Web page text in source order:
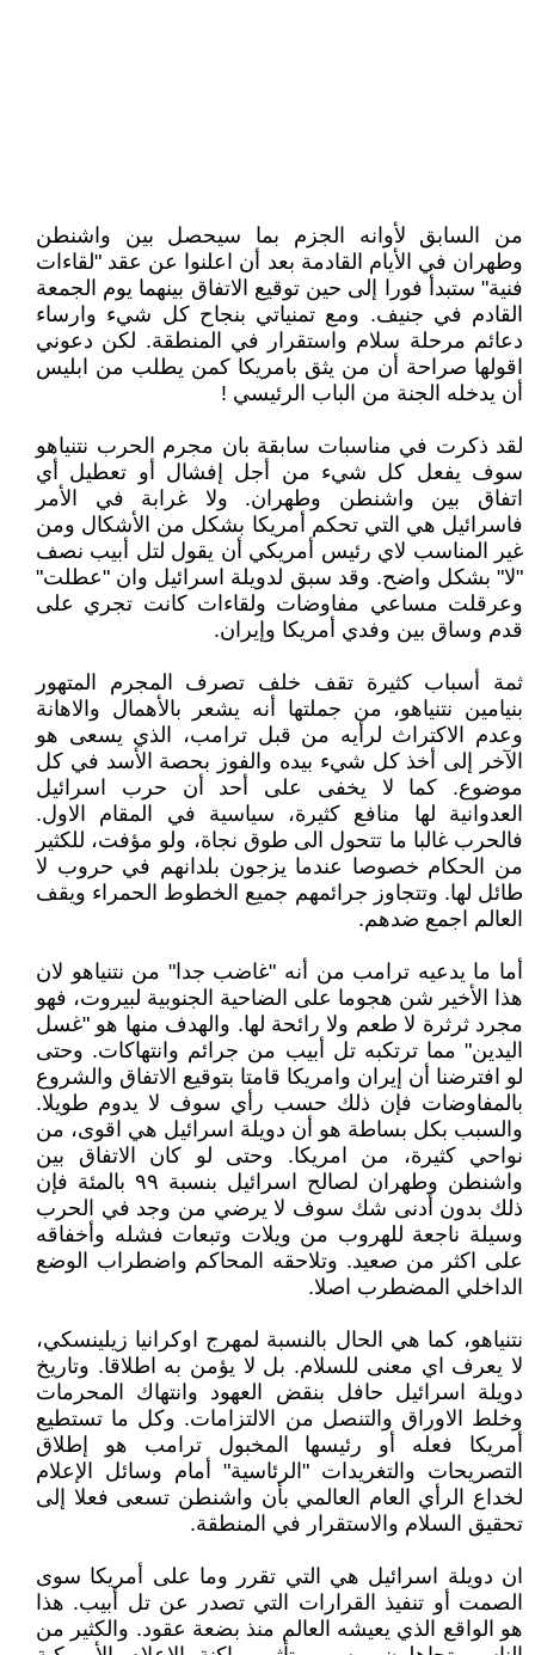
من السابق لأوانه الجزم بما سيحصل بين واشنطن
وطهران في الأيام القادمة بعد أن اعلنوا عن عقد "لقاءات
فنية" ستبدأ فورا إلى حين توقيع الاتفاق بينهما يوم الجمعة
القادم في جنيف. ومع تمنياتي بنجاح كل شيء وارساء
دعائم مرحلة سلام واستقرار في المنطقة. لكن دعوني
اقولها صراحة أن من يثق بامريكا كمن يطلب من ابليس
أن يدخله الجنة من الباب الرئيسي !
لقد ذكرت في مناسبات سابقة بان مجرم الحرب نتنياهو
سوف يفعل كل شيء من أجل إفشال أو تعطيل أي
اتفاق بين واشنطن وطهران. ولا غرابة في الأمر
فاسرائيل هي التي تحكم أمريكا بشكل من الأشكال ومن
غير المناسب لاي رئيس أمريكي أن يقول لتل أبيب نصف
"لا" بشكل واضح. وقد سبق لدويلة اسرائيل وان "عطلت"
وعرقلت مساعي مفاوضات ولقاءات كانت تجري على
قدم وساق بين وفدي أمريكا وإيران.
ثمة أسباب كثيرة تقف خلف تصرف المجرم المتهور
بنيامين نتنياهو، من جملتها أنه يشعر بالأهمال والاهانة
وعدم الاكتراث لرأيه من قبل ترامب، الذي يسعى هو
الآخر إلى أخذ كل شيء بيده والفوز بحصة الأسد في كل
موضوع. كما لا يخفى على أحد أن حرب اسرائيل
العدوانية لها منافع كثيرة، سياسية في المقام الاول.
فالحرب غالبا ما تتحول الى طوق نجاة، ولو مؤفت، للكثير
من الحكام خصوصا عندما يزجون بلدانهم في حروب لا
طائل لها. وتتجاوز جرائمهم جميع الخطوط الحمراء ويقف
العالم اجمع ضدهم.
أما ما يدعيه ترامب من أنه "غاضب جدا" من نتنياهو لان
هذا الأخير شن هجوما على الضاحية الجنوبية لبيروت، فهو
مجرد ثرثرة لا طعم ولا رائحة لها. والهدف منها هو "غسل
اليدين" مما ترتكبه تل أبيب من جرائم وانتهاكات. وحتى
لو افترضنا أن إيران وامريكا قامتا بتوقيع الاتفاق والشروع
بالمفاوضات فإن ذلك حسب رأي سوف لا يدوم طويلا.
والسبب بكل بساطة هو أن دويلة اسرائيل هي اقوى، من
نواحي كثيرة، من امريكا. وحتى لو كان الاتفاق بين
واشنطن وطهران لصالح اسرائيل بنسبة ٩٩ بالمئة فإن
ذلك بدون أدنى شك سوف لا يرضي من وجد في الحرب
وسيلة ناجعة للهروب من ويلات وتبعات فشله وأخفاقه
على اكثر من صعيد. وتلاحقه المحاكم واضطراب الوضع
الداخلي المضطرب اصلا.
نتنياهو، كما هي الحال بالنسبة لمهرج اوكرانيا زيلينسكي،
لا يعرف اي معنى للسلام. بل لا يؤمن به اطلاقا. وتاريخ
دويلة اسرائيل حافل بنقض العهود وانتهاك المحرمات
وخلط الاوراق والتنصل من الالتزامات. وكل ما تستطيع
أمريكا فعله أو رئيسها المخبول ترامب هو إطلاق
التصريحات والتغريدات "الرئاسية" أمام وسائل الإعلام
لخداع الرأي العام العالمي بأن واشنطن تسعى فعلا إلى
تحقيق السلام والاستقرار في المنطقة.
ان دويلة اسرائيل هي التي تقرر وما على أمريكا سوى
الصمت أو تنفيذ القرارات التي تصدر عن تل أبيب. هذا
هو الواقع الذي يعيشه العالم منذ بضعة عقود. والكثير من